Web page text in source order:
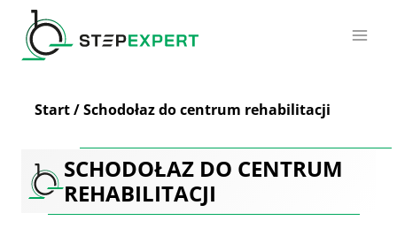
Przejdź
treści
Start/Schodołaz do centrum rehabilitacji
SCHODOŁAZ DO CENTRUM
REHABILITACJI